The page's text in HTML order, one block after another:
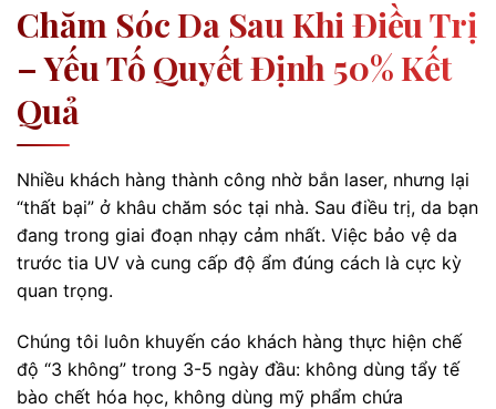
Chăm Sóc Da Sau Khi Điều Trị
– Yếu Tố Quyết Định 50% Kết
Quả
Nhiều khách hàng thành công nhờ bắn laser, nhưng lại
“thất bại” ở khâu chăm sóc tại nhà. Sau điều trị, da bạn
đang trong giai đoạn nhạy cảm nhất. Việc bảo vệ da
trước tia UV và cung cấp độ ẩm đúng cách là cực kỳ
quan trọng.
Chúng tôi luôn khuyến cáo khách hàng thực hiện chế
độ “3 không” trong 3-5 ngày đầu: không dùng tẩy tế
bào chết hóa học, không dùng mỹ phẩm chứa